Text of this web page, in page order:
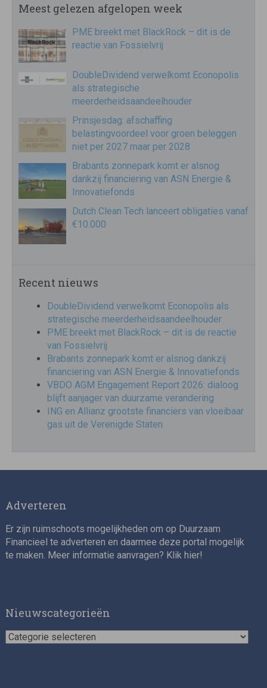
Meest gelezen afgelopen week
PME breekt met BlackRock – dit is de
reactie van Fossielvrij
DoubleDividend verwelkomt Econopolis
als strategische
meerderheidsaandeelhouder
Prinsjesdag: afschaffing
belastingvoordeel voor groen beleggen
niet per 2027 maar per 2028
Brabants zonnepark komt er alsnog
dankzij financiering van ASN Energie &
Innovatiefonds
Dutch Clean Tech lanceert obligaties vanaf
€10.000
Recent nieuws
DoubleDividend verwelkomt Econopolis als
strategische meerderheidsaandeelhouder
PME breekt met BlackRock – dit is de reactie
van Fossielvrij
Brabants zonnepark komt er alsnog dankzij
financiering van ASN Energie & Innovatiefonds
VBDO AGM Engagement Report 2026: dialoog
blijft aanjager van duurzame verandering
ING en Allianz grootste financiers van vloeibaar
gas uit de Verenigde Staten
Adverteren
Er zijn ruimschoots mogelijkheden om op Duurzaam
Financieel te adverteren en daarmee deze portal mogelijk
te maken. Meer informatie aanvragen? Klik hier!
Nieuwscategorieën
Nieuwscategorieën